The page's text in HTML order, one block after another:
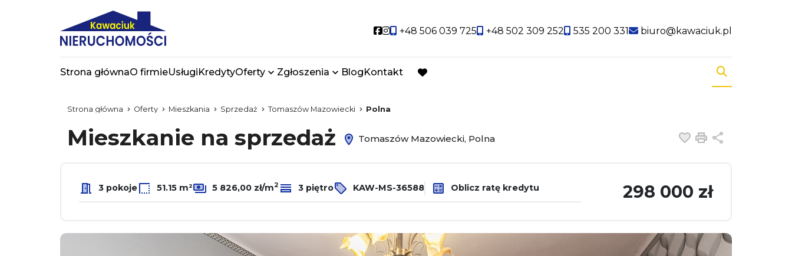
Social link
Social link
+48 506 039 725 +48 502 309 252 535 200 331 biuro@kawaciuk.pl
Strona głównaO firmieUsługiKredytyOferty Zgłoszenia BlogKontakt
favorite
Strona główna Oferty Mieszkania Sprzedaż Tomaszów Mazowiecki Polna
Mieszkanie na sprzedaż Tomaszów Mazowiecki, Polna Dodaj do
Drukuj
3 pokoje 51.15 m² 5 826,00 zł/m2 3 piętro KAW-MS-36588 Oblicz ratę kredytu 298 000 zł